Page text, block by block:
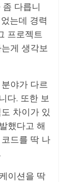
좀 다릅니
는데 경력
프로젝트
게 생각보
야가 다르
다. 또한 보
차이가 있
했다고 해
드를 딱 나
이션을 딱